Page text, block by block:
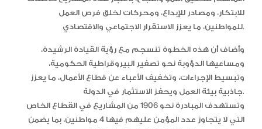
للابتكار، ومصادر للإبداع، ومحركات لخلق فرص العمل
للمواطنين، ما يعزز الاستقرار الاجتماعي والاقتصادي.
وأضاف أن هذه الخطوة تنسجم مع رؤية القيادة الرشيدة،
ومساعيها الدؤوبة نحو تصفير البيروقراطية الحكومية،
وتبسيط الإجراءات، وتخفيف الأعباء عن قطاع الأعمال، ما يعزز
جاذبية بيئة العمل ويحفز الاستثمار في الدولة.
وتستهدف المبادرة نحو 1906 من المشاريع في القطاع الخاص
التي لا يتجاوز عدد المؤمن عليهم فيها 4 مواطنين، بما يضمن